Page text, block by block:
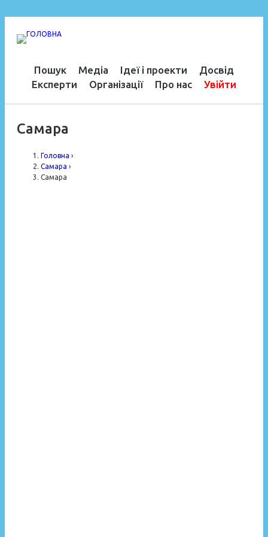
Пошук Медіа Ідеї і проекти
Досвід
Експерти
Організації Про нас Увійти
Самара
Головна ›
Самара ›
Самара